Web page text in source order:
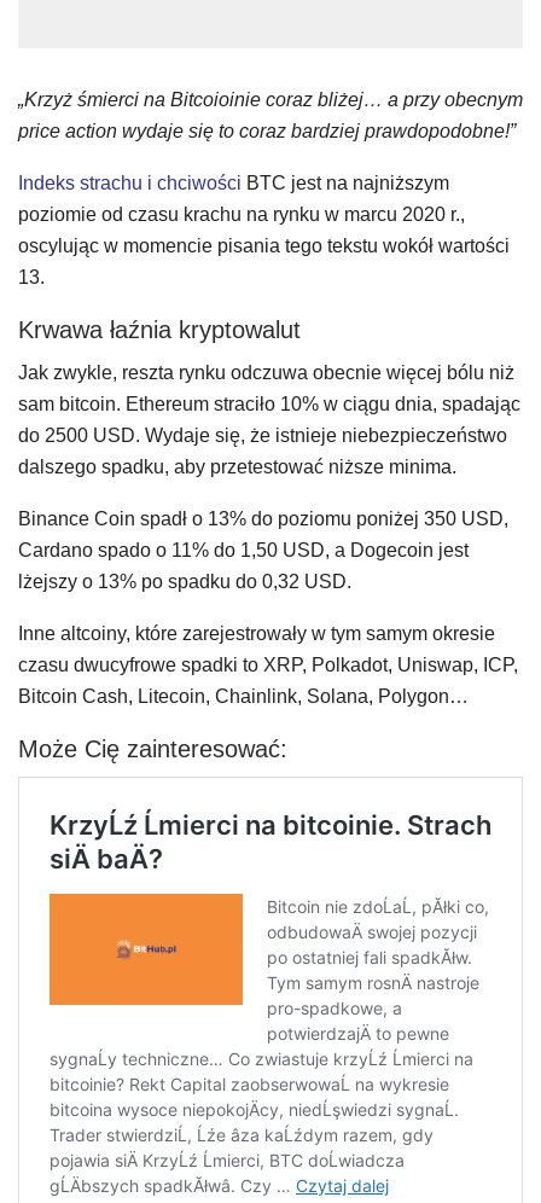
„Krzyż śmierci na Bitcoioinie coraz bliżej… a przy obecnym
price action wydaje się to coraz bardziej prawdopodobne!”
Indeks strachu i chciwości BTC jest na najniższym
poziomie od czasu krachu na rynku w marcu 2020 r.,
oscylując w momencie pisania tego tekstu wokół wartości
13.
Krwawa łaźnia kryptowalut
Jak zwykle, reszta rynku odczuwa obecnie więcej bólu niż
sam bitcoin. Ethereum straciło 10% w ciągu dnia, spadając
do 2500 USD. Wydaje się, że istnieje niebezpieczeństwo
dalszego spadku, aby przetestować niższe minima.
Binance Coin spadł o 13% do poziomu poniżej 350 USD,
Cardano spado o 11% do 1,50 USD, a Dogecoin jest
lżejszy o 13% po spadku do 0,32 USD.
Inne altcoiny, które zarejestrowały w tym samym okresie
czasu dwucyfrowe spadki to XRP, Polkadot, Uniswap, ICP,
Bitcoin Cash, Litecoin, Chainlink, Solana, Polygon…
Może Cię zainteresować: